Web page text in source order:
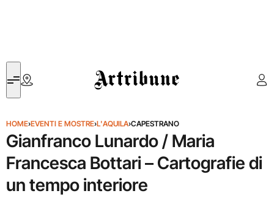
Artribune
HOME›EVENTI E MOSTRE›L'AQUILA›CAPESTRANO
Gianfranco Lunardo / Maria
Francesca Bottari – Cartografie di
un tempo interiore